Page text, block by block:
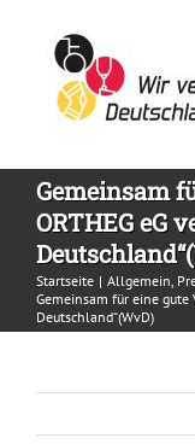
springen
Gemeinsam
ORTHEG eG
Startseite Allgemein
Gemeinsam für eine gute
Deutschland“(WvD)